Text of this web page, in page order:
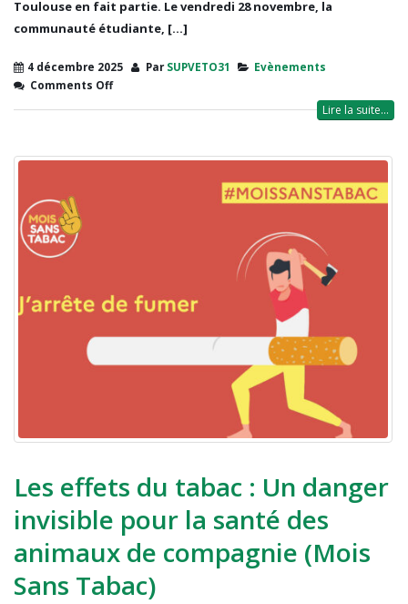
Toulouse en fait partie. Le vendredi 28 novembre, la
communauté étudiante, [...]
4 décembre 2025 ParSUPVETO31
Evènements
Comments Off
Lire la suite...
Les effets du tabac : Un danger
invisible pour la santé des
animaux de compagnie (Mois
Sans Tabac)